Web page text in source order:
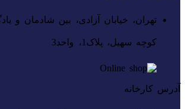
تهران، خیابان آزادی، بین شادمان و
کوچه سهیل، پلاک1، واحد3
آدرس کارخانه